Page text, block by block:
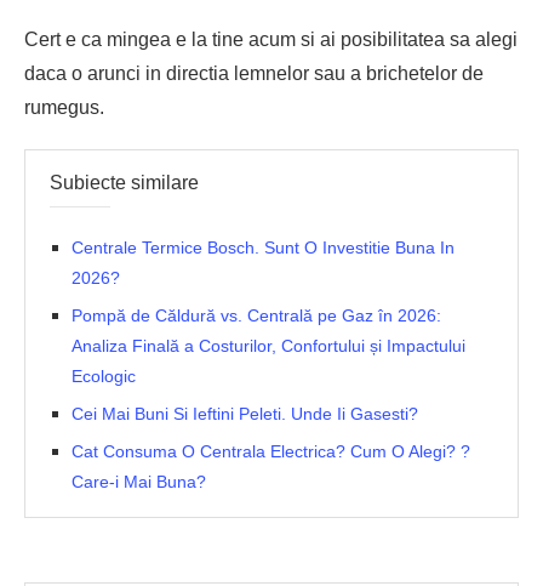
Cert e ca mingea e la tine acum si ai posibilitatea sa alegi
daca o arunci in directia lemnelor sau a brichetelor de
rumegus.
Subiecte similare
Centrale Termice Bosch. Sunt O Investitie Buna In
2026?
Pompă de Căldură vs. Centrală pe Gaz în 2026:
Analiza Finală a Costurilor, Confortului și Impactului
Ecologic
Cei Mai Buni Si Ieftini Peleti. Unde Ii Gasesti?
Cat Consuma O Centrala Electrica? Cum O Alegi? ?
Care-i Mai Buna?